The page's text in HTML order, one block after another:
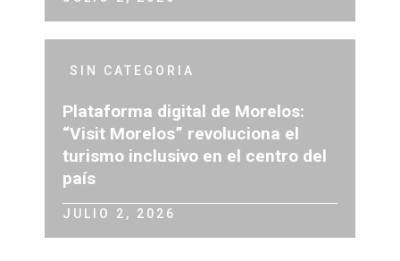
SIN CATEGORIA
Plataforma digital de Morelos:
“Visit Morelos” revoluciona el
turismo inclusivo en el centro del
país
JULIO 2, 2026